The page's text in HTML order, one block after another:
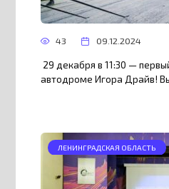
43 09.12.2024
29 декабря в 11:30 —
автодроме Игора Драйв!
ЛЕНИНГРАДСКАЯ ОБЛАСТЬ